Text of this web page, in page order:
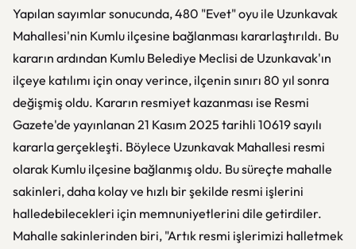
Yapılan sayımlar sonucunda, 480 "Evet" oyu ile Uzunkavak
Mahallesi'nin Kumlu ilçesine bağlanması kararlaştırıldı. Bu
kararın ardından Kumlu Belediye Meclisi de Uzunkavak'ın
ilçeye katılımı için onay verince, ilçenin sınırı 80 yıl sonra
değişmiş oldu. Kararın resmiyet kazanması ise Resmi
Gazete'de yayınlanan 21 Kasım 2025 tarihli 10619 sayılı
kararla gerçekleşti. Böylece Uzunkavak Mahallesi resmi
olarak Kumlu ilçesine bağlanmış oldu. Bu süreçte mahalle
sakinleri, daha kolay ve hızlı bir şekilde resmi işlerini
halledebilecekleri için memnuniyetlerini dile getirdiler.
Mahalle sakinlerinden biri, "Artık resmi işlerimizi halletmek